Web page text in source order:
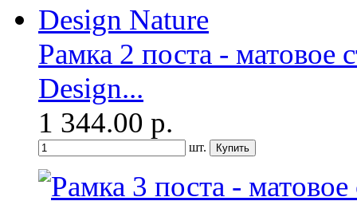
Рамка 2 поста - матовое
Design...
1 344.00 р.
шт.